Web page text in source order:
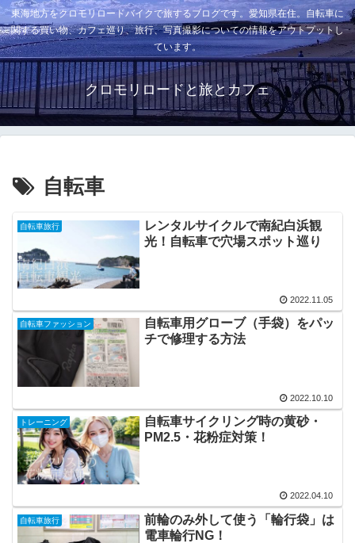
東海地方をクロモリロードバイクで旅するブログです。愛知県在住。自転車に
関する買い物、カフェ巡り、旅行、写真撮影についての情報をアウトプットし
ています。
クロモリロードと旅とカフェ
自転車
自転車旅行
レンタルサイクルで南紀白浜観
光！自転車で穴場スポット巡り
2022.11.05
自転車ファッション
自転車用グローブ（手袋）をパッ
チで修理する方法
2022.10.10
トレーニング
自転車サイクリング時の黄砂・
PM2.5・花粉症対策！
2022.04.10
自転車旅行
前輪のみ外して使う「輪行袋」は
電車輪行NG！